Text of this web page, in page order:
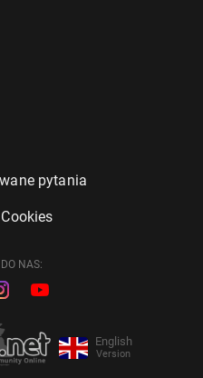
pytania
NAS:
English
Version